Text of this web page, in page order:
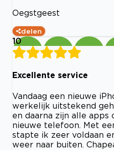
Oegstgeest
delen
10
Excellente service
Vandaag een nieuwe
werkelijk uitstekend
en daarna zijn alle apps
nieuwe telefoon. Met
stapte ik zeer voldaan
weer naar buiten.